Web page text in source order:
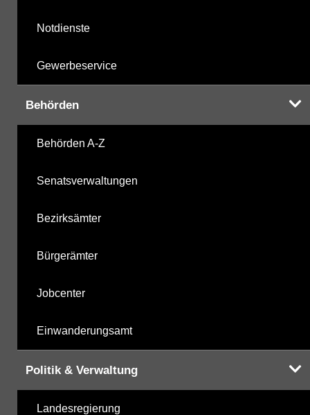
Notdienste
Gewerbeservice
Behörden
Behörden A-Z
Senatsverwaltungen
Bezirksämter
Bürgerämter
Jobcenter
Einwanderungsamt
Politik & Verwaltung
Landesregierung